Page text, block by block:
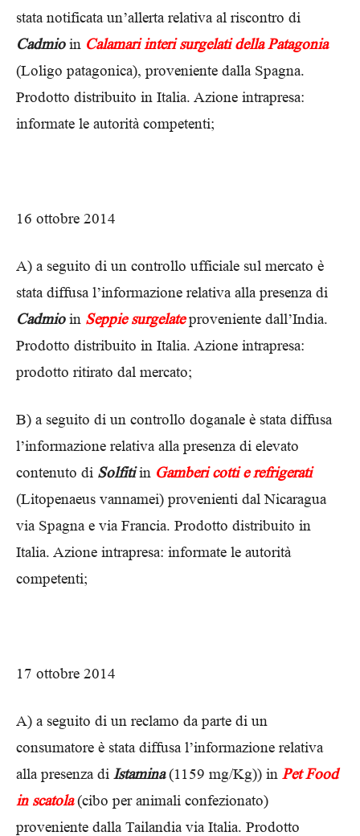
stata notificata un’allerta relativa al riscontro di
Cadmioin Calamari interi surgelati della Patagonia
(Loligo patagonica), proveniente dalla Spagna.
Prodotto distribuito in Italia. Azione intrapresa:
informate le autorità competenti;
16 ottobre 2014
A) a seguito di un controllo ufficiale sul mercato è
stata diffusa l’informazione relativa alla presenza di
Cadmioin Seppie surgelateproveniente dall’India.
Prodotto distribuito in Italia. Azione intrapresa:
prodotto ritirato dal mercato;
B) a seguito di un controllo doganale è stata diffusa
l’informazione relativa alla presenza di elevato
contenuto di Solfitiin Gamberi cotti e refrigerati
(Litopenaeus vannamei) provenienti dal Nicaragua
via Spagna e via Francia. Prodotto distribuito in
Italia. Azione intrapresa: informate le autorità
competenti;
17 ottobre 2014
A) a seguito di un reclamo da parte di un
consumatore è stata diffusa l’informazione relativa
alla presenza di Istamina(1159 mg/Kg)) in Pet Food
in scatola(cibo per animali confezionato)
proveniente dalla Tailandia via Italia. Prodotto